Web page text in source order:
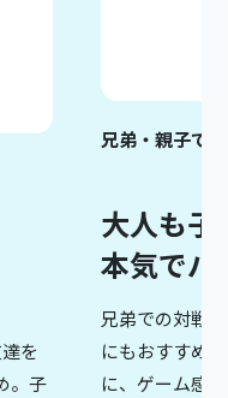
を
。子
兄弟・親子で
大人も子
本気でバ
兄弟での対戦
にもおすすめ
に、ゲーム感